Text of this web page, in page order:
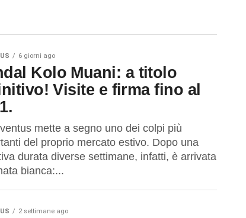
6 giorni ago
Kolo Muani: a titolo
Visite e firma fino al
mette a segno uno dei colpi più
del proprio mercato estivo. Dopo una
durata diverse settimane, infatti, è arrivata
bianca:...
2 settimane ago